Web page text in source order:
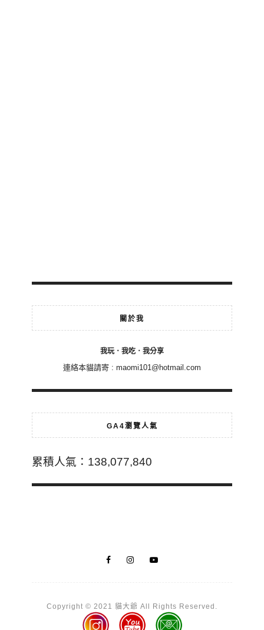
關於我
我玩．我吃．我分享
連絡本貓請寄 : maomi101@hotmail.com
GA4瀏覽人氣
累積人氣：138,077,840
Copyright © 2021 貓大爺 All Rights Reserved.